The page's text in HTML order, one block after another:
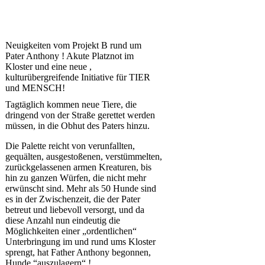
Neuigkeiten vom Projekt B rund um
Pater Anthony ! Akute Platznot im
Kloster und eine neue ,
kulturübergreifende Initiative für TIER
und MENSCH!
Tagtäglich kommen neue Tiere, die
dringend von der Straße gerettet werden
müssen, in die Obhut des Paters hinzu.
Die Palette reicht von verunfallten,
gequälten, ausgestoßenen, verstümmelten,
zurückgelassenen armen Kreaturen, bis
hin zu ganzen Würfen, die nicht mehr
erwünscht sind. Mehr als 50 Hunde sind
es in der Zwischenzeit, die der Pater
betreut und liebevoll versorgt, und da
diese Anzahl nun eindeutig die
Möglichkeiten einer „ordentlichen“
Unterbringung im und rund ums Kloster
sprengt, hat Father Anthony begonnen,
Hunde “auszulagern“ !